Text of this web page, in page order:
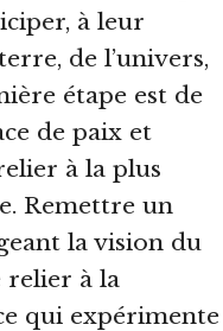
à leur
de l’univers,
étape est de
de paix et
à la plus
Remettre un
la vision du
relier à la
qui expérimente